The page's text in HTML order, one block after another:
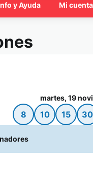
y Ayuda Mi cuenta
martes, 19
8 10 15 30